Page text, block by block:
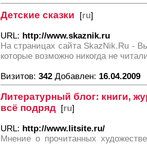
Детские сказки [ru]
URL: http://www.skaznik.ru
На страницах сайта SkazNik.Ru -
которые возможно никогда не
Визитов: 342 Добавлен: 16.04.2009
Литературный блог: книги,
всё подряд [ru]
URL: http://www.litsite.ru/
Мнение о прочитанных